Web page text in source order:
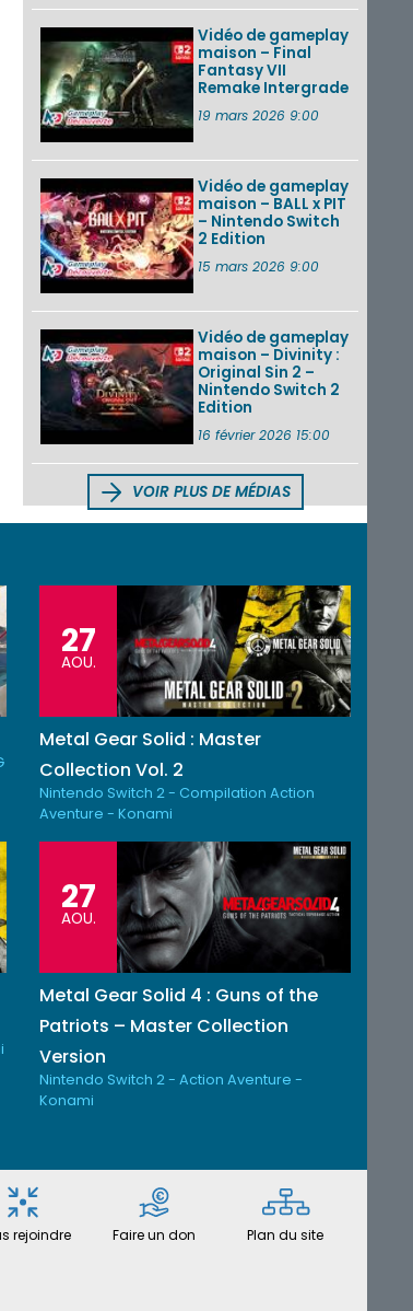
Vidéo de gameplay
maison – Final
Fantasy VII
Remake Intergrade
19 mars 2026 9:00
Vidéo de gameplay
maison – BALL x PIT
– Nintendo Switch
2 Edition
15 mars 2026 9:00
Vidéo de gameplay
maison – Divinity :
Original Sin 2 –
Nintendo Switch 2
Edition
16 février 2026 15:00
VOIR PLUS DE MÉDIAS
27
AOU.
Metal Gear Solid : Master
Collection Vol. 2
Nintendo Switch 2 - Compilation Action
Aventure - Konami
27
AOU.
Metal Gear Solid 4 : Guns of the
Patriots – Master Collection
Version
Nintendo Switch 2 - Action Aventure -
Konami
rejoindre Faire un don Plan du site